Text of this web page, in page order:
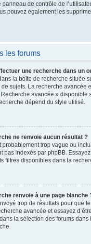
de contrôle de
pouvez également les
les forums
une recherche dans un
la boîte de recherche située
sujets. La recherche avancée
avancée » disponible
dépend du style utilisé.
ne renvoie aucun résultat ?
probablement trop vague ou
pas indexés par phpBB.
filtres disponibles dans la
renvoie à une page blanche
trop de résultats pour que
avancée et essayez
la sélection des forums